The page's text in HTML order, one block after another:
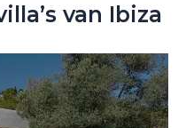
van Ibiza